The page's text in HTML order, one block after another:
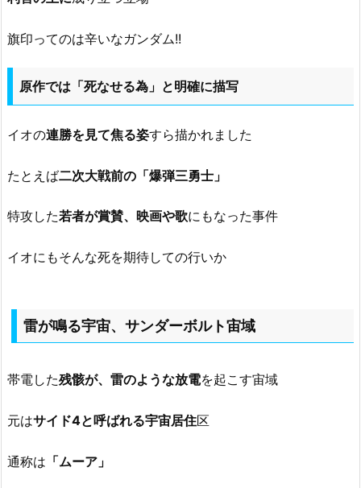
旗印ってのは辛いなガンダム!!
原作では「死なせる為」と明確に描写
イオの連勝を見て焦る姿すら描かれました
たとえば二次大戦前の「爆弾三勇士」
特攻した若者が賞賛、映画や歌にもなった事件
イオにもそんな死を期待しての行いか
雷が鳴る宇宙、サンダーボルト宙域
帯電した残骸が、雷のような放電を起こす宙域
元はサイド4と呼ばれる宇宙居住区
通称は 「ムーア」